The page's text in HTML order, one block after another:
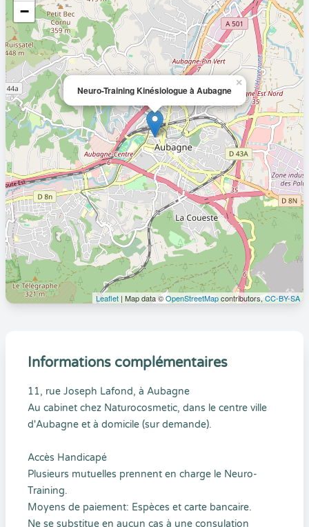
Neuro-Training Kinésiologue à Aubagne
×
−
Leaflet | Map data ©OpenStreetMapcontributors,CC-BY-SA
Informations complémentaires
11, rue Joseph Lafond, à Aubagne
Au cabinet chez Naturocosmetic, dans le centre ville
d'Aubagne et à domicile (sur demande).
Accès Handicapé
Plusieurs mutuelles prennent en charge le Neuro-
Training.
Moyens de paiement: Espèces et carte bancaire.
Ne se substitue en aucun cas à une consulation